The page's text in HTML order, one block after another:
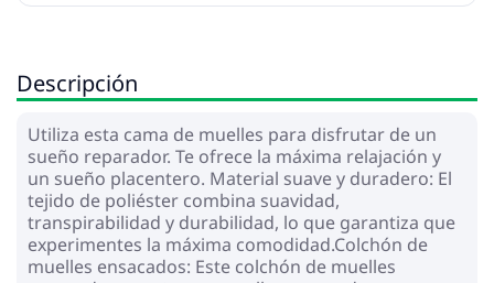
Descripción
Utiliza esta cama de muelles para disfrutar de un
sueño reparador. Te ofrece la máxima relajación y
un sueño placentero. Material suave y duradero: El
tejido de poliéster combina suavidad,
transpirabilidad y durabilidad, lo que garantiza que
experimentes la máxima comodidad.Colchón de
muelles ensacados: Este colchón de muelles